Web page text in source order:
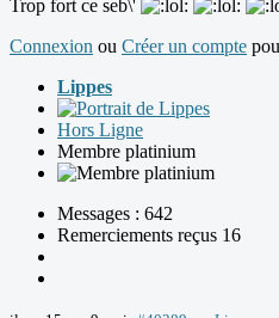
Trop fort ce seb\'
Connexion ou Créer un compte
Lippes
Hors Ligne
Membre platinium
Messages : 642
Remerciements reçus 16